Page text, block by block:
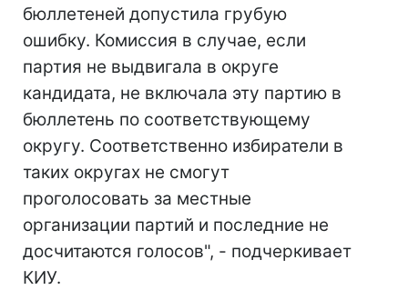
бюллетеней допустила грубую
ошибку. Комиссия в случае, если
партия не выдвигала в округе
кандидата, не включала эту партию в
бюллетень по соответствующему
округу. Соответственно избиратели в
таких округах не смогут
проголосовать за местные
организации партий и последние не
досчитаются голосов", - подчеркивает
КИУ.